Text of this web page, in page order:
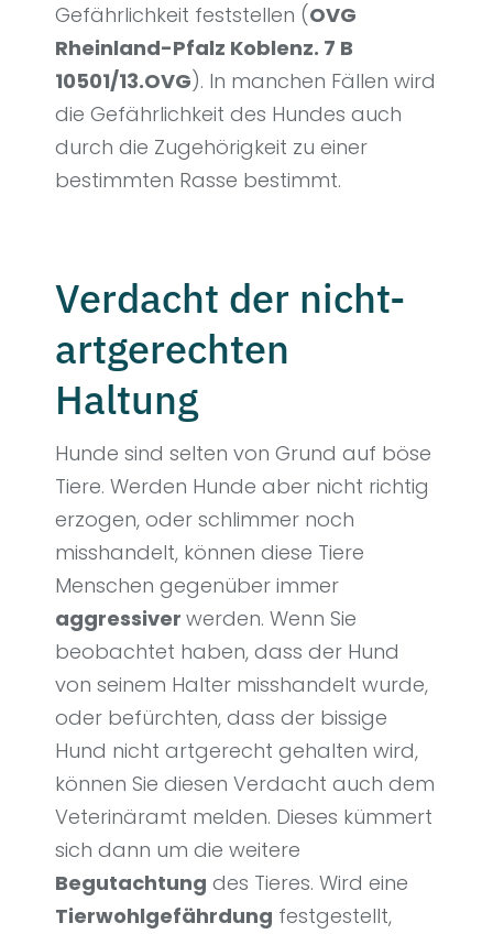
Gefährlichkeit feststellen (OVG
Rheinland-Pfalz Koblenz. 7 B
10501/13.OVG). In manchen Fällen wird
die Gefährlichkeit des Hundes auch
durch die Zugehörigkeit zu einer
bestimmten Rasse bestimmt.
Verdacht der nicht-
artgerechten
Haltung
Hunde sind selten von Grund auf böse
Tiere. Werden Hunde aber nicht richtig
erzogen, oder schlimmer noch
misshandelt, können diese Tiere
Menschen gegenüber immer
aggressiver werden. Wenn Sie
beobachtet haben, dass der Hund
von seinem Halter misshandelt wurde,
oder befürchten, dass der bissige
Hund nicht artgerecht gehalten wird,
können Sie diesen Verdacht auch dem
Veterinäramt melden. Dieses kümmert
sich dann um die weitere
Begutachtung des Tieres. Wird eine
Tierwohlgefährdung festgestellt,